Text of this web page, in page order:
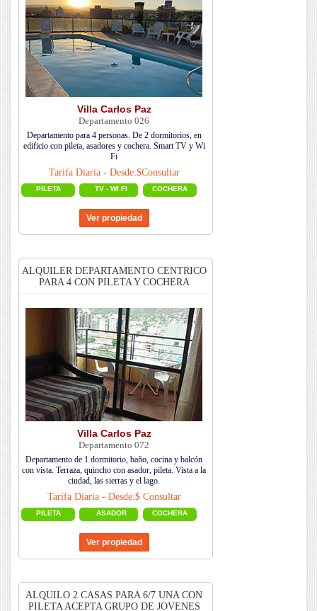
Villa Carlos Paz
Departamento 026
Departamento para 4 personas. De 2 dormitorios, en
edificio con pileta, asadores y cochera. Smart TV y Wi
Fi
Tarifa Diaria - Desde:$Consultar
PILETA TV - WI FI COCHERA
ALQUILER DEPARTAMENTO CENTRICO
PARA 4 CON PILETA Y COCHERA
Villa Carlos Paz
Departamento 072
Departamento de 1 dormitorio, baño, cocina y balcón
con vista. Terraza, quincho con asador, pileta. Vista a la
ciudad, las sierras y el lago.
Tarifa Diaria - Desde:$ Consultar
PILETA ASADOR COCHERA
ALQUILO 2 CASAS PARA 6/7 UNA CON
PILETA ACEPTA GRUPO DE JOVENES